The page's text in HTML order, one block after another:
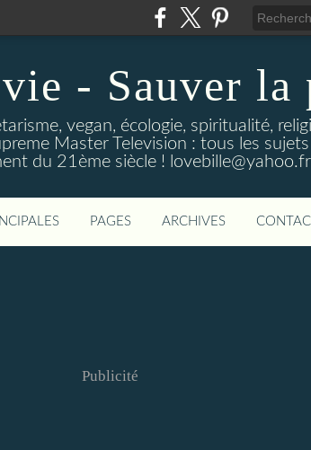
- Sauver la
vegan, écologie, spiritualité,
Master Television : tous les
du 21ème siècle ! lovebille@yahoo.fr
PAGES ARCHIVES
Publicité